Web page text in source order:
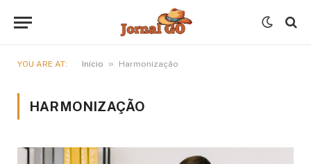
YOU ARE AT: Início » Harmonização
HARMONIZAÇÃO